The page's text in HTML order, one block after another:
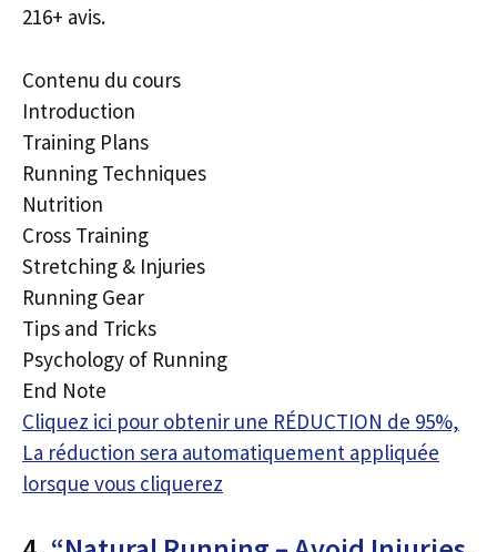
216+ avis.
Contenu du cours
Introduction
Training Plans
Running Techniques
Nutrition
Cross Training
Stretching & Injuries
Running Gear
Tips and Tricks
Psychology of Running
End Note
Cliquez ici pour obtenir une RÉDUCTION de 95%,
La réduction sera automatiquement appliquée
lorsque vous cliquerez